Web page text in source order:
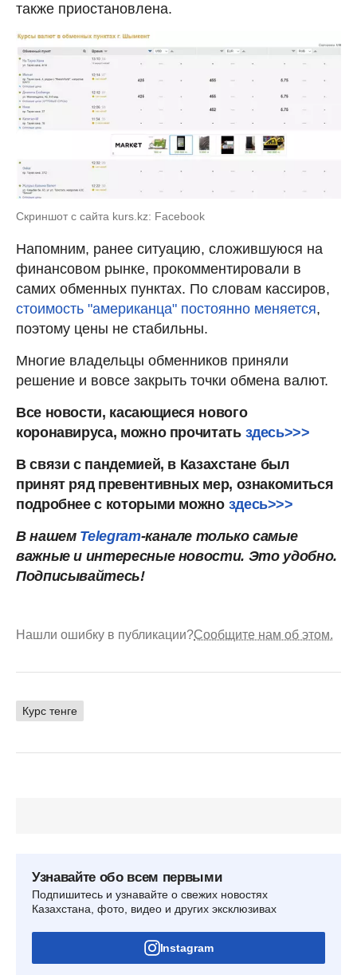
также приостановлена.
Скриншот с сайта kurs.kz: Facebook
Напомним, ранее ситуацию, сложившуюся на
финансовом рынке, прокомментировали в
самих обменных пунктах. По словам кассиров,
стоимость "американца" постоянно меняется,
поэтому цены не стабильны.
Многие владельцы обменников приняли
решение и вовсе закрыть точки обмена валют.
Все новости, касающиеся нового
коронавируса, можно прочитать здесь>>>
В связи с пандемией, в Казахстане был
принят ряд превентивных мер, ознакомиться
подробнее с которыми можно здесь>>>
В нашем Telegram-канале только самые
важные и интересные новости. Это удобно.
Подписывайтесь!
Нашли ошибку в публикации?Сообщите нам об этом.
Курс тенге
Узнавайте обо всем первыми
Подпишитесь и узнавайте о свежих новостях
Казахстана, фото, видео и других эксклюзивах
Instagram